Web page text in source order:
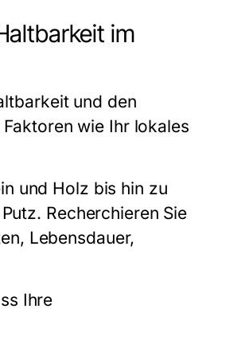
im
und den
wie Ihr lokales
und Holz bis hin zu
Recherchieren Sie
Lebensdauer,
Ihre